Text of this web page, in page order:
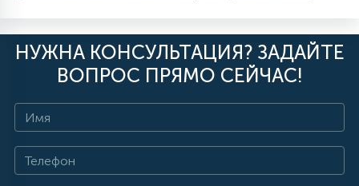
НУЖНА КОНСУЛЬТАЦИЯ? ЗАДАЙТЕ
ВОПРОС ПРЯМО СЕЙЧАС!